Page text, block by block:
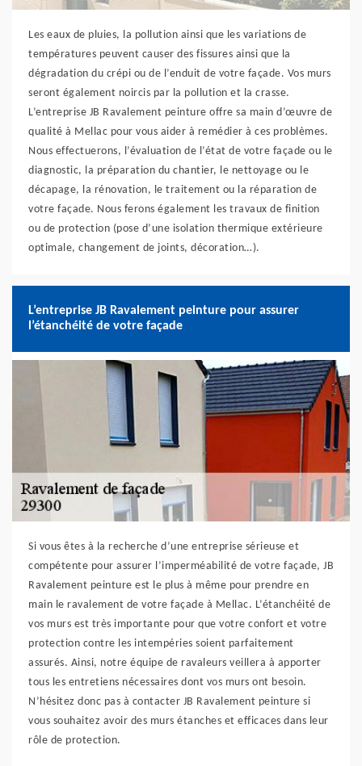
Les eaux de pluies, la pollution ainsi que les variations de
températures peuvent causer des fissures ainsi que la
dégradation du crépi ou de l’enduit de votre façade. Vos murs
seront également noircis par la pollution et la crasse.
L’entreprise JB Ravalement peinture offre sa main d’œuvre de
qualité à Mellac pour vous aider à remédier à ces problèmes.
Nous effectuerons, l’évaluation de l’état de votre façade ou le
diagnostic, la préparation du chantier, le nettoyage ou le
décapage, la rénovation, le traitement ou la réparation de
votre façade. Nous ferons également les travaux de finition
ou de protection (pose d’une isolation thermique extérieure
optimale, changement de joints, décoration…).
L’entreprise JB Ravalement peinture pour assurer
l’étanchéité de votre façade
Si vous êtes à la recherche d’une entreprise sérieuse et
compétente pour assurer l’imperméabilité de votre façade, JB
Ravalement peinture est le plus à même pour prendre en
main le ravalement de votre façade à Mellac. L’étanchéité de
vos murs est très importante pour que votre confort et votre
protection contre les intempéries soient parfaitement
assurés. Ainsi, notre équipe de ravaleurs veillera à apporter
tous les entretiens nécessaires dont vos murs ont besoin.
N’hésitez donc pas à contacter JB Ravalement peinture si
vous souhaitez avoir des murs étanches et efficaces dans leur
rôle de protection.